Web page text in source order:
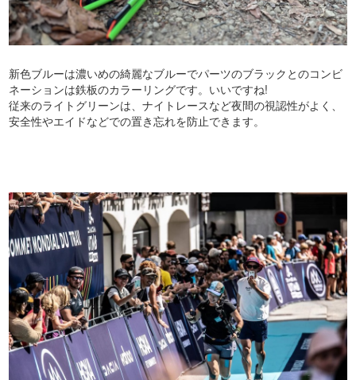
新色ブルーは濃いめの綺麗なブルーでパーツのブラックとのコンビ
ネーションは鉄板のカラーリングです。いいですね!
従来のライトグリーンは、ナイトレースなど夜間の視認性がよく、
安全性やエイドなどでの置き忘れを防止できます。